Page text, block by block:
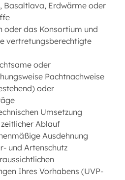
Basaltlava, Erdwärme oder
oder das Konsortium und
vertretungsberechtigte
oder
Pachtnachweise
oder
Umsetzung
Ablauf
Ausdehnung
und Artenschutz
Ihres Vorhabens (UVP-